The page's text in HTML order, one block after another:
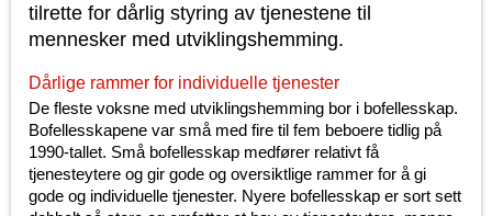
tilrette for dårlig styring av tjenestene til
mennesker med utviklingshemming.
Dårlige rammer for individuelle tjenester
De fleste voksne med utviklingshemming bor i bofellesskap.
Bofellesskapene var små med fire til fem beboere tidlig på
1990-tallet. Små bofellesskap medfører relativt få
tjenesteytere og gir gode og oversiktlige rammer for å gi
gode og individuelle tjenester. Nyere bofellesskap er sort sett